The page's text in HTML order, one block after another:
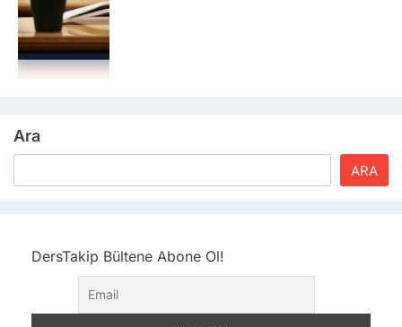
Ara
ARA
DersTakip Bültene Abone Ol!